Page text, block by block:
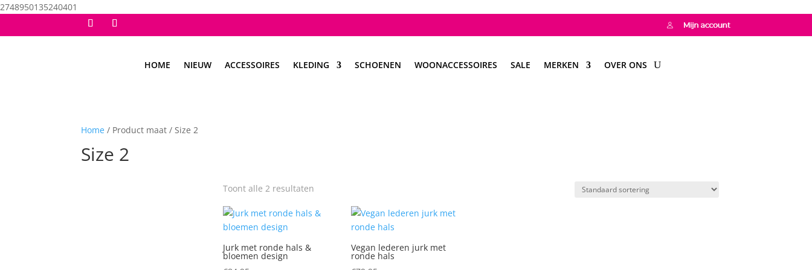
2748950135240401
HOME NIEUW ACCESSOIRES KLEDING SCHOENEN WOONACCESSOIRES SALE MERKEN OVER ONS
Home / Product maat / Size 2
Size 2
Toont alle 2 resultaten
Jurk met ronde hals &
bloemen design
Vegan lederen jurk met
ronde hals